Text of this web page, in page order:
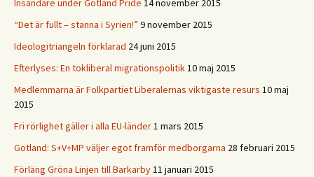
Insändare under Gotland Pride 14 november 2015
“Det är fullt – stanna i Syrien!” 9 november 2015
Ideologitriangeln förklarad 24 juni 2015
Efterlyses: En tokliberal migrationspolitik10 maj 2015
Medlemmarna är Folkpartiet Liberalernas viktigaste resurs 10 maj
2015
Fri rörlighet gäller i alla EU-länder1 mars 2015
Gotland: S+V+MP väljer egot framför medborgarna 28 februari 2015
Förläng Gröna Linjen till Barkarby11 januari 2015